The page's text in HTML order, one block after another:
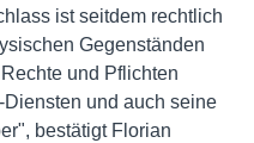
ist seitdem rechtlich
Gegenständen
und Pflichten
und auch seine
bestätigt Florian